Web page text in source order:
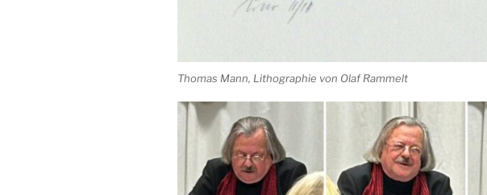
Thomas Mann, Lithographie von Olaf Rammelt